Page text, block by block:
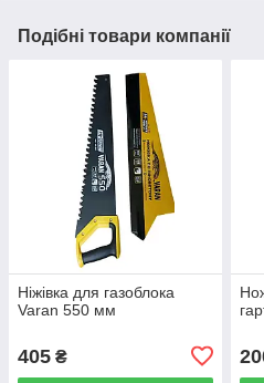
Подібні товари компанії
Ніжівка для газоблока
Varan 550 мм
405 ₴